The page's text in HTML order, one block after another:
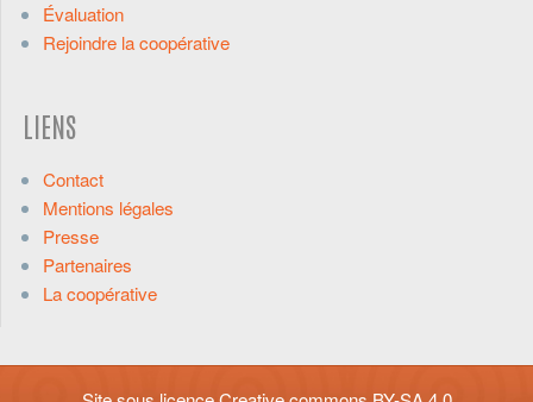
Évaluation
Rejoindre la coopérative
LIENS
Contact
Mentions légales
Presse
Partenaires
La coopérative